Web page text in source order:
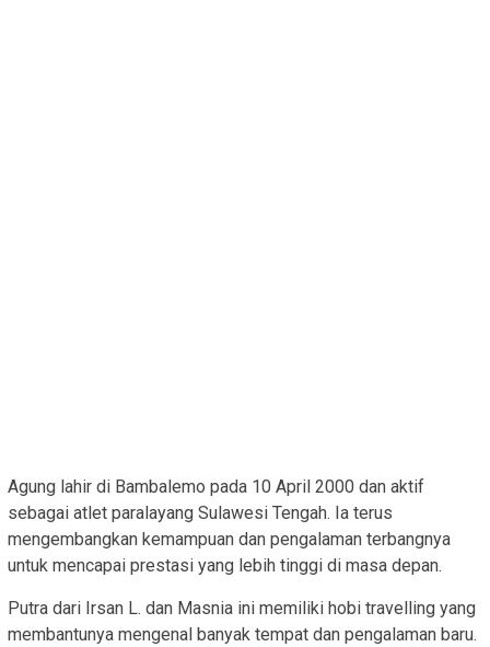
Agung lahir di Bambalemo pada 10 April 2000 dan aktif
sebagai atlet paralayang Sulawesi Tengah. Ia terus
mengembangkan kemampuan dan pengalaman terbangnya
untuk mencapai prestasi yang lebih tinggi di masa depan.
Putra dari Irsan L. dan Masnia ini memiliki hobi travelling yang
membantunya mengenal banyak tempat dan pengalaman baru.